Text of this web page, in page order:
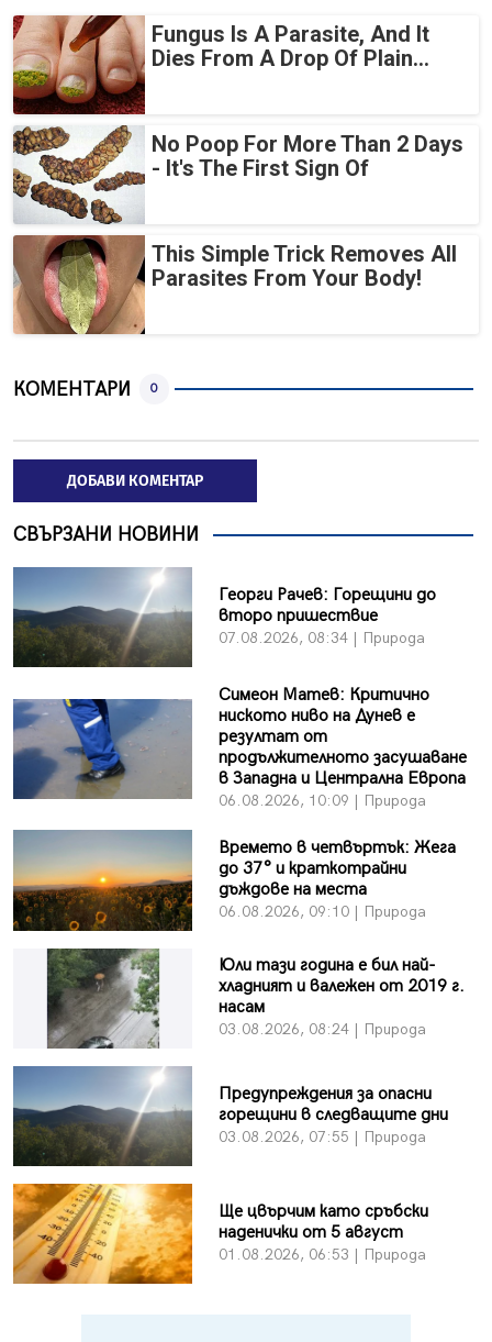
Fungus Is A Parasite, And It
Dies From A Drop Of Plain...
No Poop For More Than 2 Days
- It's The First Sign Of
This Simple Trick Removes All
Parasites From Your Body!
КОМЕНТАРИ 0
ДОБАВИ КОМЕНТАР
СВЪРЗАНИ НОВИНИ
Георги Рачев: Горещини до
второ пришествие
07.08.2026, 08:34 | Природа
Симеон Матев: Критично
ниското ниво на Дунев е
резултат от
продължителното засушаване
в Западна и Централна Европа
06.08.2026, 10:09 | Природа
Времето в четвъртък: Жега
до 37° и краткотрайни
дъждове на места
06.08.2026, 09:10 | Природа
Юли тази година е бил най-
хладният и валежен от 2019 г.
насам
03.08.2026, 08:24 | Природа
Предупреждения за опасни
горещини в следващите дни
03.08.2026, 07:55 | Природа
Ще цвърчим като сръбски
наденички от 5 август
01.08.2026, 06:53 | Природа